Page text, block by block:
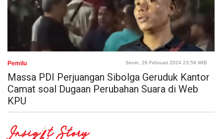
Pemilu Senin, 26 Februari 2024 23:59 WIB
Massa PDI Perjuangan Sibolga Geruduk Kantor
Camat soal Dugaan Perubahan Suara di Web
KPU